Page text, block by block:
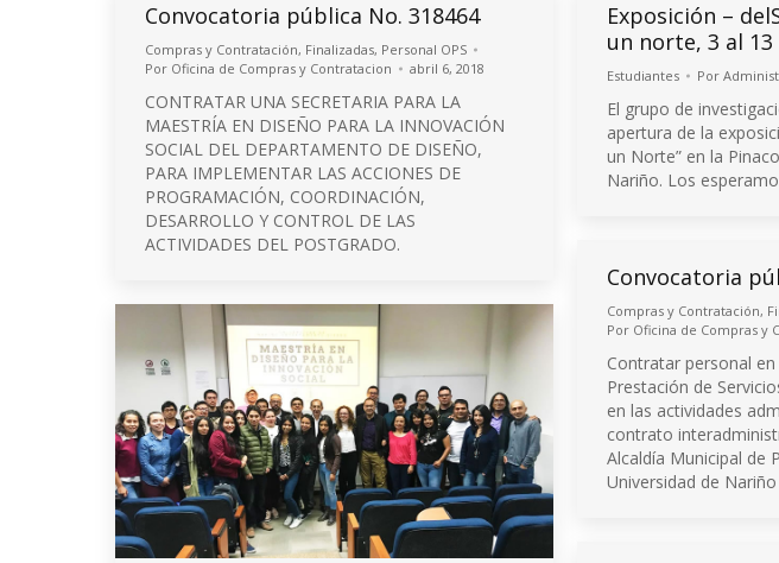
Convocatoria pública No. 318464
Compras y Contratación, Finalizadas, Personal OPS
Por Oficina de Compras y Contratacion abril 6, 2018
CONTRATAR UNA SECRETARIA PARA LA
MAESTRÍA EN DISEÑO PARA LA INNOVACIÓN
SOCIAL DEL DEPARTAMENTO DE DISEÑO,
PARA IMPLEMENTAR LAS ACCIONES DE
PROGRAMACIÓN, COORDINACIÓN,
DESARROLLO Y CONTROL DE LAS
ACTIVIDADES DEL POSTGRADO.
Exposición –
un norte, 3 al
Estudiantes Por
El grupo de
apertura de la
un Norte” en la
Nariño. Los
Convocatoria
Compras y Contratación,
Por Oficina de Compras y
Contratar personal
Prestación de
en las actividades
contrato
Alcaldía Municipal de
Universidad de